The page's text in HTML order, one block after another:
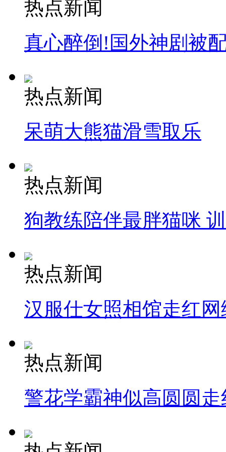
热点新闻
真心醉倒!国外神剧被
热点新闻
呆萌大熊猫滑雪取乐
热点新闻
狗教练陪伴最胖猫咪
热点新闻
汉服仕女照相馆走红网
热点新闻
警花学霸神似高圆圆走